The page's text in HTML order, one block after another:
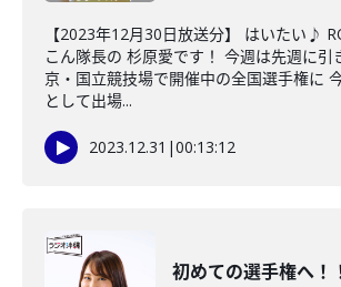
【2023年12月30日放送分】 はいたい♪
こん隊長の 杉原愛です！ 今週は先週に引
京・国立競技場で開催中の全国選手権に
として出場...
2023.12.31 |00:13:12
初めての選手権へ